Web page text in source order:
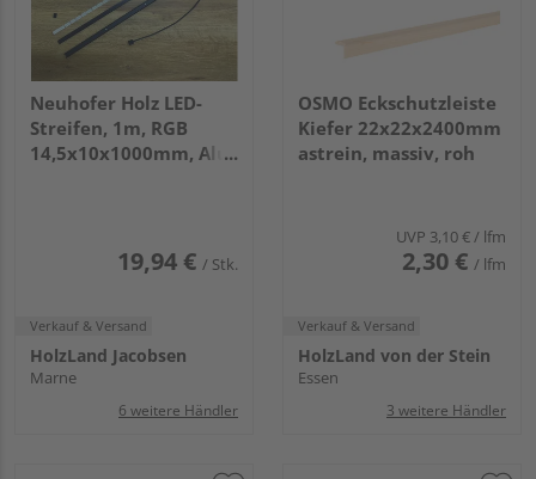
Neuhofer Holz LED-
Streifen, 1m, RGB
14,5x10x1000mm, Alu
19,94 € / Stk.
Verkauf & Versand
HolzLand Jacobsen
Marne
6 weitere Händler
OSMO Eckschutzleiste
Kiefer 22x22x2400mm
astrein, massiv, roh
UVP 3,10 €/ lfm
2,30 € / lfm
Verkauf & Versand
HolzLand von der Stein
Essen
3 weitere Händler